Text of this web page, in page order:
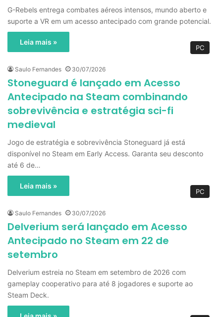
G-Rebels entrega combates aéreos intensos, mundo aberto e
suporte a VR em um acesso antecipado com grande potencial.
Leia mais »
PC
Saulo Fernandes 30/07/2026
Stoneguard é lançado em Acesso
Antecipado na Steam combinando
sobrevivência e estratégia sci-fi
medieval
Jogo de estratégia e sobrevivência Stoneguard já está
disponível no Steam em Early Access. Garanta seu desconto
até 6 de…
Leia mais »
PC
Saulo Fernandes 30/07/2026
Delverium será lançado em Acesso
Antecipado no Steam em 22 de
setembro
Delverium estreia no Steam em setembro de 2026 com
gameplay cooperativo para até 8 jogadores e suporte ao
Steam Deck.